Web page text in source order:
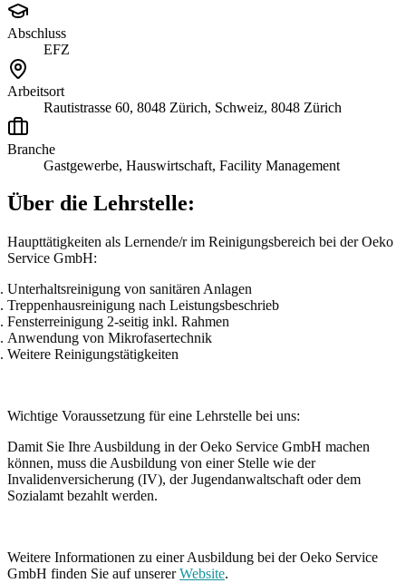
Abschluss
EFZ
Arbeitsort
Rautistrasse 60, 8048 Zürich, Schweiz, 8048 Zürich
Branche
Gastgewerbe, Hauswirtschaft, Facility Management
Über die Lehrstelle:
Haupttätigkeiten als Lernende/r im Reinigungsbereich bei der Oeko
Service GmbH:
Unterhaltsreinigung von sanitären Anlagen
Treppenhausreinigung nach Leistungsbeschrieb
Fensterreinigung 2-seitig inkl. Rahmen
Anwendung von Mikrofasertechnik
Weitere Reinigungstätigkeiten
Wichtige Voraussetzung für eine Lehrstelle bei uns:
Damit Sie Ihre Ausbildung in der Oeko Service GmbH machen
können, muss die Ausbildung von einer Stelle wie der
Invalidenversicherung (IV), der Jugendanwaltschaft oder dem
Sozialamt bezahlt werden.
Weitere Informationen zu einer Ausbildung bei der Oeko Service
GmbH finden Sie auf unsererWebsite.